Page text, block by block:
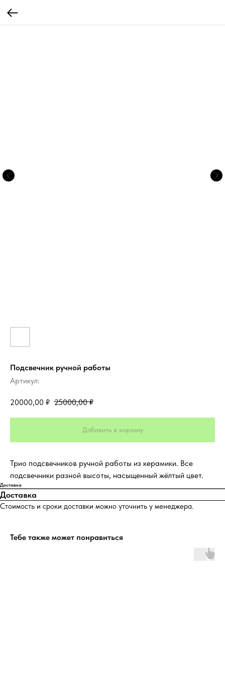
Подсвечник ручной работы
Артикул:
20000,00 ₽ 25000,00 ₽
Добавить в корзину
Трио подсвечников ручной работы из керамики. Все
подсвечники разной высоты, насыщенный жёлтый цвет.
Доставка
Доставка
Стоимость и сроки доставки можно уточнить у менеджера.
Тебе также может понравиться